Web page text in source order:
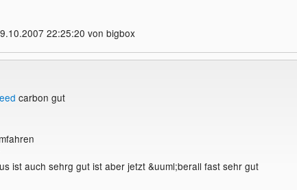
22:25:20 von bigbox
carbon gut
ist auch sehrg gut ist aber jetzt &uuml;berall fast sehr gut